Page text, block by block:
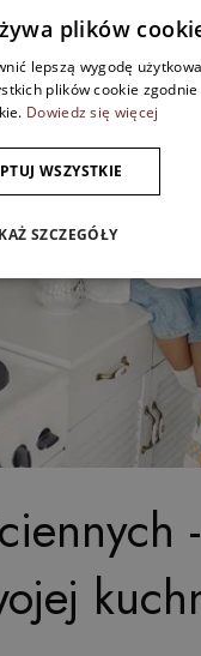
plików
lepszą wygodę
plików cookie
Dowiedz się więcej
WSZYSTKIE
SZCZEGÓŁY